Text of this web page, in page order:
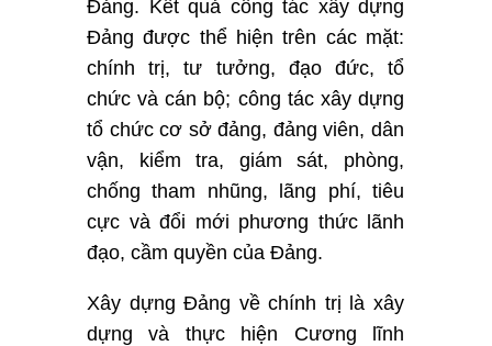
Đảng. Kết quả công tác xây dựng
Đảng được thể hiện trên các mặt:
chính trị, tư tưởng, đạo đức, tổ
chức và cán bộ; công tác xây dựng
tổ chức cơ sở đảng, đảng viên, dân
vận, kiểm tra, giám sát, phòng,
chống tham nhũng, lãng phí, tiêu
cực và đổi mới phương thức lãnh
đạo, cầm quyền của Đảng.
Xây dựng Đảng về chính trị là xây
dựng và thực hiện Cương lĩnh